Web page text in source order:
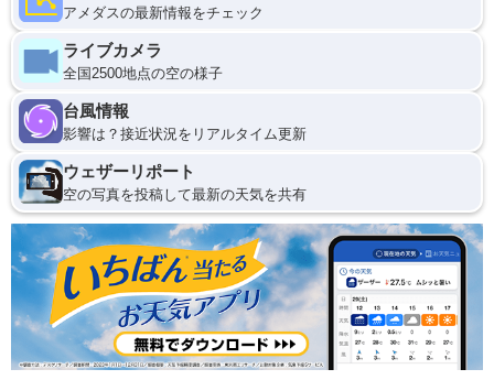
アメダスの最新情報をチェック
ライブカメラ
全国2500地点の空の様子
台風情報
影響は？接近状況をリアルタイム更新
ウェザーリポート
空の写真を投稿して最新の天気を共有